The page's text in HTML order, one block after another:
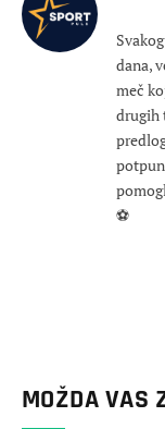
dana,
meč
drugih
⚽
MOŽDA VAS